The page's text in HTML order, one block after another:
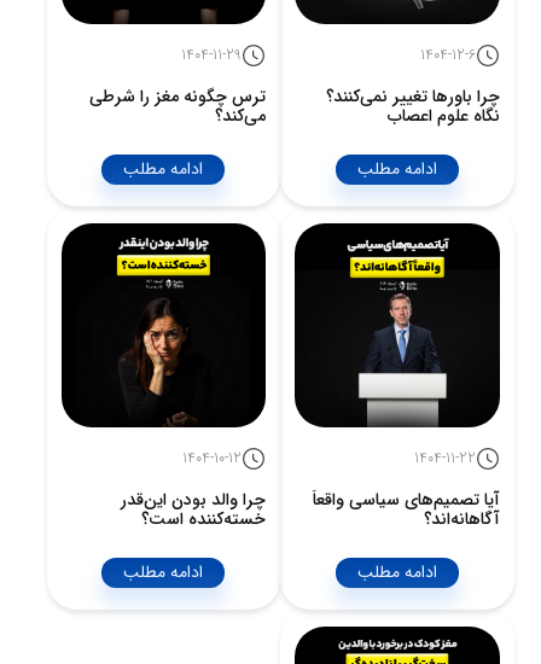
1404-12-6
چرا باورها تغییر نمی‌کنند؟
نگاه علوم اعصاب
ادامه مطلب
1404-11-29
ترس چگونه مغز را شرطی
می‌کند؟
ادامه مطلب
1404-11-22
آیا تصمیم‌های سیاسی واقعاً
آگاهانه‌اند؟
ادامه مطلب
1404-10-12
چرا والد بودن این‌قدر
خسته‌کننده است؟
ادامه مطلب